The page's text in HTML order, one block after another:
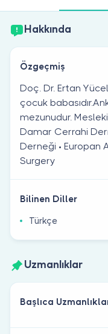
Hakkında
Özgeçmiş
Doç. Dr. Ertan
çocuk
mezunudur.
Damar Cerrahi
Derneği • Europan
Surgery
Bilinen Diller
Türkçe
Uzmanlıklar
Başlıca